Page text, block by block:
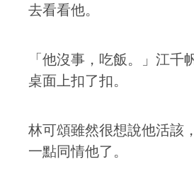
去看看他。
「他沒事，吃飯。」江千
桌面上扣了扣。
林可頌雖然很想說他活該
一點同情他了。